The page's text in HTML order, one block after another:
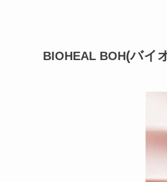
BIOHEAL BOH(バイ